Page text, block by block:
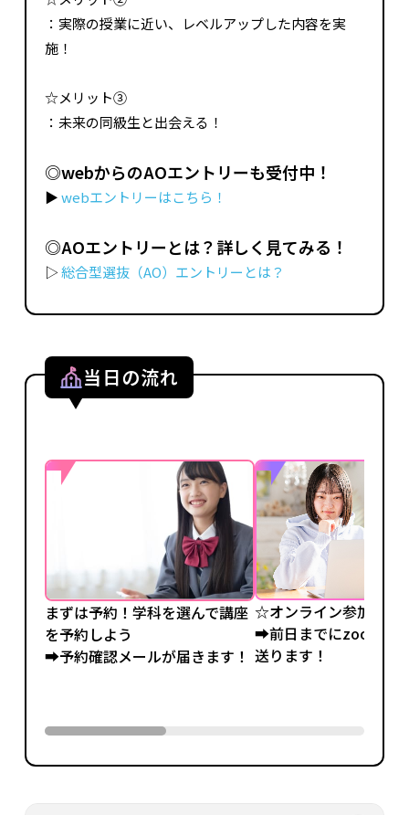
：実際の授業に近い、レベルアップした内容を実
施！
☆メリット③
：未来の同級生と出会える！
◎webからのAOエントリーも受付中！
▶webエントリーはこちら！
◎AOエントリーとは？詳しく見てみる！
▷総合型選抜（AO）エントリーとは？
当日の流れ
まずは予約！学科を選んで講座
を予約しよう
➡予約確認メールが届きます！
☆オンライン参加の方
➡前日までにzoomの
送ります！